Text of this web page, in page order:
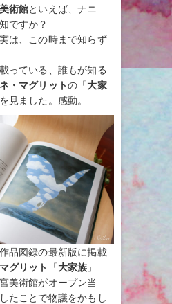
術館といえば、ナニ
ですか？
は、この時まで知らず
っている、誰もが知る
・マグリットの「大家
見ました。感動。
品図録の最新版に掲載
グリット 「大家族 」
美術館がオープン当
たことで物議をかもし